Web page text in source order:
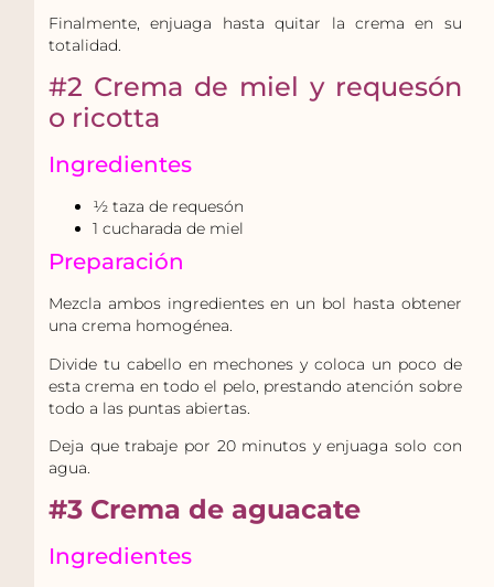
Finalmente, enjuaga hasta quitar la crema en su
totalidad.
#2 Crema de miel y requesón
o ricotta
Ingredientes
½ taza de requesón
1 cucharada de miel
Preparación
Mezcla ambos ingredientes en un bol hasta obtener
una crema homogénea.
Divide tu cabello en mechones y coloca un poco de
esta crema en todo el pelo, prestando atención sobre
todo a las puntas abiertas.
Deja que trabaje por 20 minutos y enjuaga solo con
agua.
#3 Crema de aguacate
Ingredientes